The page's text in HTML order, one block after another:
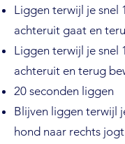
Liggen terwijl je snel
achteruit gaat en
Liggen terwijl je snel
achteruit en terug
20 seconden liggen
Blijven liggen terwijl
hond naar rechts